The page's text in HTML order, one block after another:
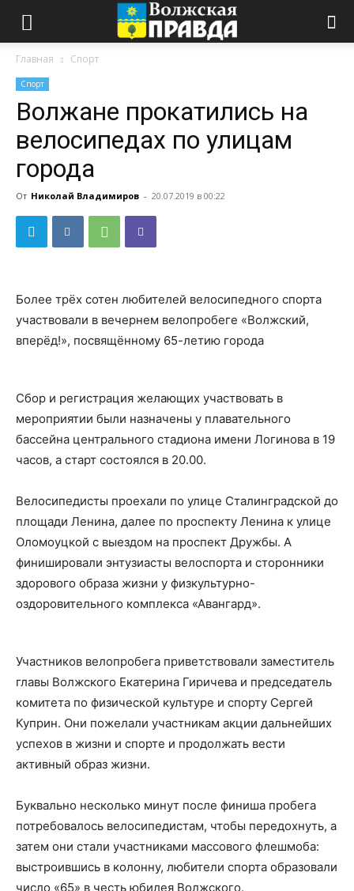
Главная Спорт
Спорт
Волжане прокатились на
велосипедах по улицам
города
От Николай Владимиров - 20.07.2019 в 00:22
Более трёх сотен любителей велосипедного спорта
участвовали в вечернем велопробеге «Волжский,
вперёд!», посвящённому 65-летию города
Сбор и регистрация желающих участвовать в
мероприятии были назначены у плавательного
бассейна центрального стадиона имени Логинова в 19
часов, а старт состоялся в 20.00.
Велосипедисты проехали по улице Сталинградской до
площади Ленина, далее по проспекту Ленина к улице
Оломоуцкой с выездом на проспект Дружбы. А
финишировали энтузиасты велоспорта и сторонники
здорового образа жизни у физкультурно-
оздоровительного комплекса «Авангард».
Участников велопробега приветствовали заместитель
главы Волжского Екатерина Гиричева и председатель
комитета по физической культуре и спорту Сергей
Куприн. Они пожелали участникам акции дальнейших
успехов в жизни и спорте и продолжать вести
активный образ жизни.
Буквально несколько минут после финиша пробега
потребовалось велосипедистам, чтобы передохнуть, а
затем они стали участниками массового флешмоба:
выстроившись в колонну, любители спорта образовали
число «65» в честь юбилея Волжского.